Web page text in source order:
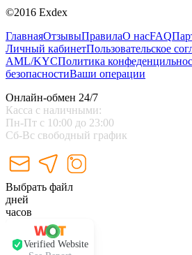
©2016 Exdex
ГлавнаяОтзывыПравилаО насFAQ
Личный кабинетПользовательское
AML/KYCПолитика
безопасностиВаши операции
Онлайн-обмен 24/7
Касса с наличными:
Пн-Пт с 10:00 до 23:00
Сб-Вс свободный график
Выбрать файл
дней
часов
Verified Website